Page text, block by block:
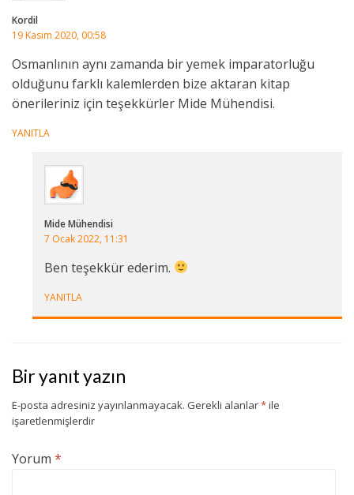
Kordil
19 Kasım 2020, 00:58
Osmanlının aynı zamanda bir yemek imparatorluğu
olduğunu farklı kalemlerden bize aktaran kitap
önerileriniz için teşekkürler Mide Mühendisi.
YANITLA
Mide Mühendisi
7 Ocak 2022, 11:31
Ben teşekkür ederim.
YANITLA
Bir yanıt yazın
E-posta adresiniz yayınlanmayacak. Gerekli alanlar*ile
işaretlenmişlerdir
Yorum *